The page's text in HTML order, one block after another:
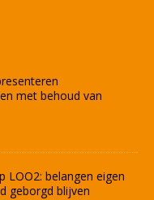
met behoud van
LOO2: belangen eigen
geborgd blijven